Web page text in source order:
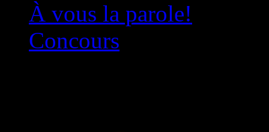
À vous la parole!
Concours